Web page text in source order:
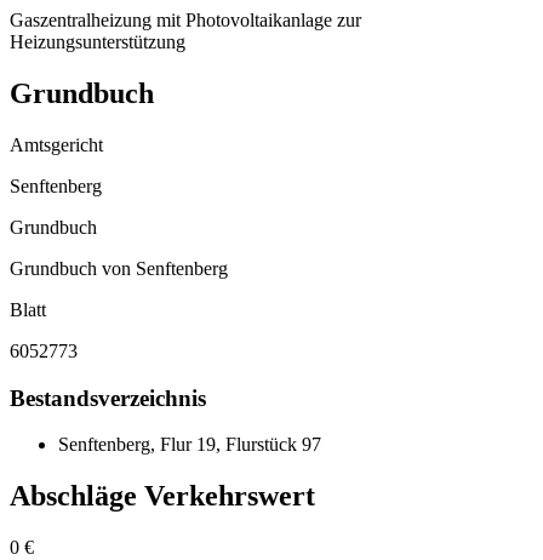
Gaszentralheizung mit Photovoltaikanlage zur
Heizungsunterstützung
Grundbuch
Amtsgericht
Senftenberg
Grundbuch
Grundbuch von Senftenberg
Blatt
6052773
Bestandsverzeichnis
Senftenberg, Flur 19, Flurstück 97
Abschläge Verkehrswert
0 €